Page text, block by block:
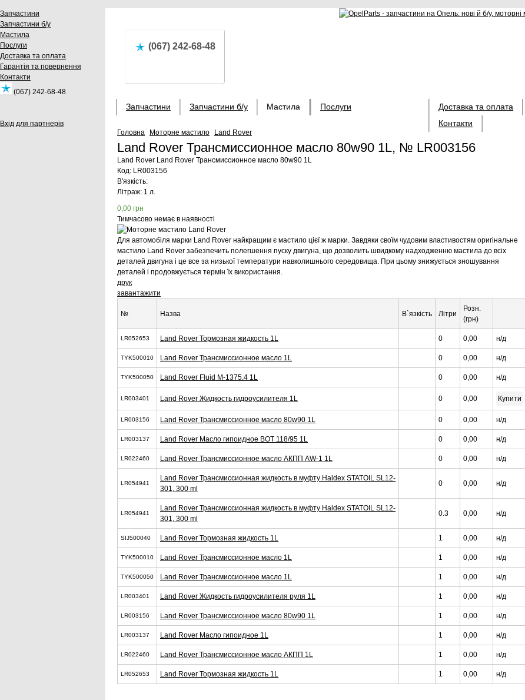
Запчастини
Запчастини б/у
Мастила
Послуги
Доставка та оплата
Гарантія та повернення
Контакти
(067) 242-68-48
Вхід для партнерів
(067) 242-68-48
Запчастини Запчастини б/у Мастила Послуги Доставка та оплата
Контакти
Головна Моторне мастило Land Rover
Land Rover Трансмиссионное масло 80w90 1L, № LR003156
Land Rover Land Rover Трансмиссионное масло 80w90 1L
Код: LR003156
В'язкість:
Літраж: 1 л.
0,00 грн
Тимчасово немає в наявності
Для автомобіля марки Land Rover найкращим є мастило цієї ж марки. Завдяки своїм чудовим властивостям оригінальне
мастило Land Rover забезпечить полегшення пуску двигуна, що дозволить швидкому надходженню мастила до всіх
деталей двигуна і це все за низької температури навколишнього середовища. При цьому знижується зношування
деталей і продовжується термін їх використання.
друк
завантажити
№ Назва В`язкість Літри
Розн.
(грн)
LR052653 Land Rover Тормозная жидкость 1L 0 0,00 н/д
TYK500010 Land Rover Трансмиссионное масло 1L 0 0,00 н/д
TYK500050 Land Rover Fluid M-1375.4 1L 0 0,00 н/д
LR003401 Land Rover Жидкость гидроусилителя 1L 0 0,00 Купити
LR003156 Land Rover Трансмиссионное масло 80w90 1L 0 0,00 н/д
LR003137 Land Rover Масло гипоидное BOT 118/95 1L 0 0,00 н/д
LR022460 Land Rover Трансмиссионное масло АКПП AW-1 1L 0 0,00 н/д
LR054941
Land Rover Трансмиссионная жидкость в муфту Haldex STATOIL SL12-
301, 300 ml
0 0,00 н/д
LR054941
Land Rover Трансмиссионная жидкость в муфту Haldex STATOIL SL12-
301, 300 ml
0.3 0,00 н/д
SIJ500040 Land Rover Тормозная жидкость 1L 1 0,00 н/д
TYK500010 Land Rover Трансмиссионное масло 1L 1 0,00 н/д
TYK500050 Land Rover Трансмиссионное масло 1L 1 0,00 н/д
LR003401 Land Rover Жидкость гидроусилителя руля 1L 1 0,00 н/д
LR003156 Land Rover Трансмиссионное масло 80w90 1L 1 0,00 н/д
LR003137 Land Rover Масло гипоидное 1L 1 0,00 н/д
LR022460 Land Rover Трансмиссионное масло АКПП 1L 1 0,00 н/д
LR052653 Land Rover Тормозная жидкость 1L 1 0,00 н/д